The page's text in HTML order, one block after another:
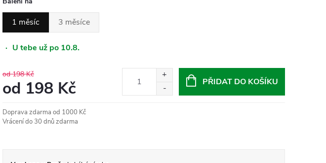
1 měsíc 3 měsíce
· U tebe už po 10.8.
od 198 Kč
od 198 Kč
cena:
PŘIDAT DO KOŠÍKU
Doprava zdarma od 1000 Kč
Vrácení do 30 dnů zdarma